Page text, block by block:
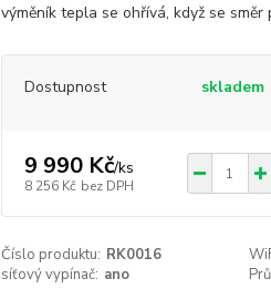
výměník tepla se ohřívá, když se směr
Dostupnost skladem
9 990 Kč/ks
8 256 Kč bez DPH
Číslo produktu: RK0016
síťový vypínač: ano